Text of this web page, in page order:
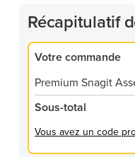
Récapitulatif
Votre commande
Premium Snagit
Sous-total
Vous avez un code